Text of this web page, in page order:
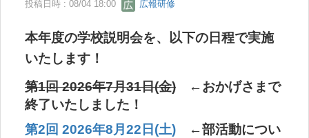
投稿日時 : 08/04 18:00 広報研修
本年度の学校説明会を、以下の日程で実施
いたします！
第1回 2026年7月31日(金) ←おかげさまで
終了いたしました！
第2回 2026年8月22日(土) ←部活動につい